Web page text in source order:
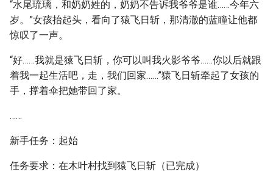
“水尾琉璃，和奶奶姓的，奶奶不告诉我爷爷是谁……今年六
岁。”女孩抬起头，看向了猿飞日斩，那清澈的蓝瞳让他都
惊叹了一声。
“好……我就是猿飞日斩，你可以叫我火影爷爷……你以后就跟
着我一起生活吧，走，我们回家……”猿飞日斩牵起了女孩的
手，撑着伞把她带回了家。
……
新手任务：起始
任务要求：在木叶村找到猿飞日斩（已完成）